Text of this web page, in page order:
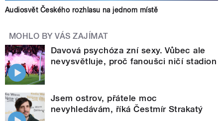
Audiosvět Českého rozhlasu na jednom místě
MOHLO BY VÁS ZAJÍMAT
Davová psychóza zní sexy. Vůbec ale
nevysvětluje, proč fanoušci ničí stadion
Jsem ostrov, přátele moc
nevyhledávám, říká Čestmír Strakatý